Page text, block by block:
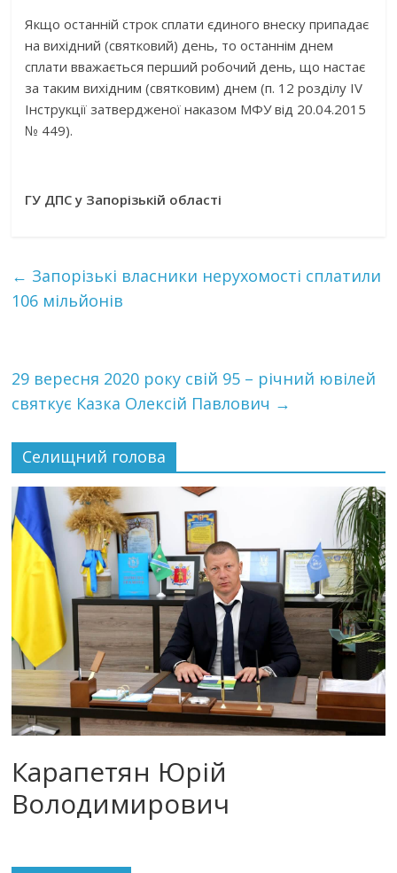
Якщо останній строк сплати єдиного внеску припадає
на вихідний (святковий) день, то останнім днем
сплати вважається перший робочий день, що настає
за таким вихідним (святковим) днем (п. 12 розділу ІV
Інструкції затвердженої наказом МФУ від 20.04.2015
№ 449).
ГУ ДПС у Запорізькій області
← Запорізькі власники нерухомості сплатили
106 мільйонів
29 вересня 2020 року свій 95 – річний ювілей
святкує Казка Олексій Павлович →
Селищний голова
Карапетян Юрій
Володимирович